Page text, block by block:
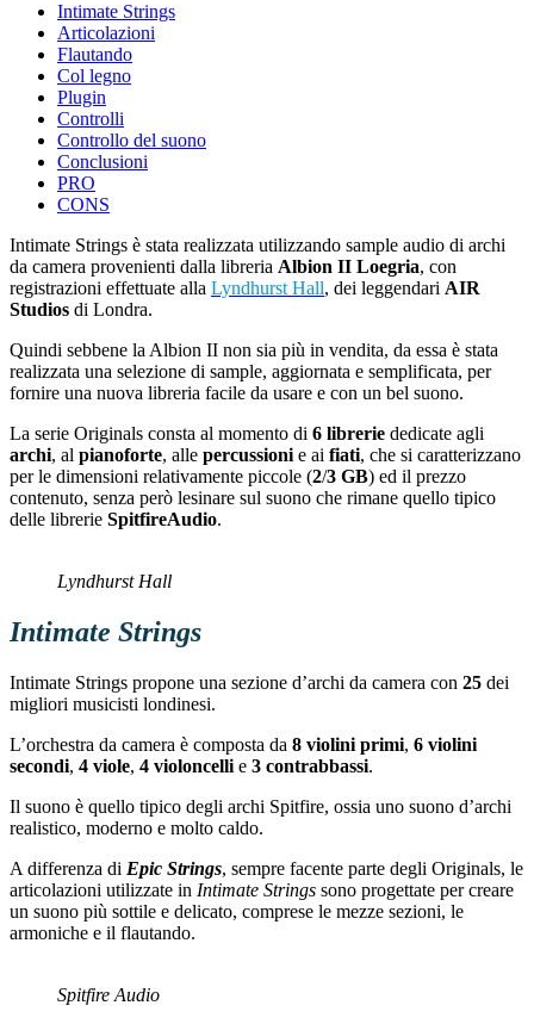
Intimate Strings
Articolazioni
Flautando
Col legno
Plugin
Controlli
Controllo del suono
Conclusioni
PRO
CONS
Intimate Strings è stata realizzata utilizzando sample audio di archi
da camera provenienti dalla libreria Albion II Loegria, con
registrazioni effettuate alla Lyndhurst Hall, dei leggendari AIR
Studios di Londra.
Quindi sebbene la Albion II non sia più in vendita, da essa è stata
realizzata una selezione di sample, aggiornata e semplificata, per
fornire una nuova libreria facile da usare e con un bel suono.
La serie Originals consta al momento di 6 librerie dedicate agli
archi, al pianoforte, alle percussioni e ai fiati, che si caratterizzano
per le dimensioni relativamente piccole (2/3 GB) ed il prezzo
contenuto, senza però lesinare sul suono che rimane quello tipico
delle librerie SpitfireAudio.
Lyndhurst Hall
Intimate Strings
Intimate Strings propone una sezione d’archi da camera con 25 dei
migliori musicisti londinesi.
L’orchestra da camera è composta da 8 violini primi, 6 violini
secondi, 4 viole, 4 violoncelli e 3 contrabbassi.
Il suono è quello tipico degli archi Spitfire, ossia uno suono d’archi
realistico, moderno e molto caldo.
A differenza di Epic Strings, sempre facente parte degli Originals, le
articolazioni utilizzate in Intimate Strings sono progettate per creare
un suono più sottile e delicato, comprese le mezze sezioni, le
armoniche e il flautando.
Spitfire Audio